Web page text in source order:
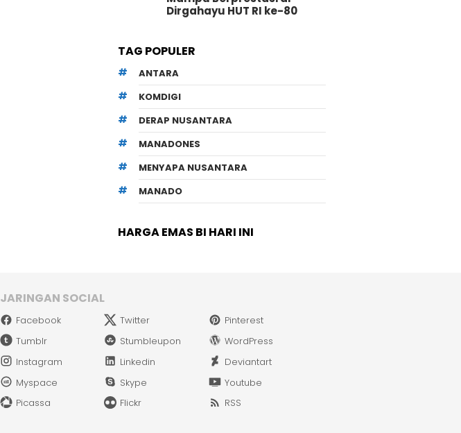
Dirgahayu HUT RI ke-80
TAG POPULER
ANTARA
KOMDIGI
DERAP NUSANTARA
MANADONES
MENYAPA NUSANTARA
MANADO
HARGA EMAS BI HARI INI
JARINGAN SOCIAL
Facebook Twitter
Pinterest
Tumblr
Stumbleupon
WordPress
Instagram
Linkedin
Deviantart
Myspace
Skype
Youtube
Picassa
Flickr RSS